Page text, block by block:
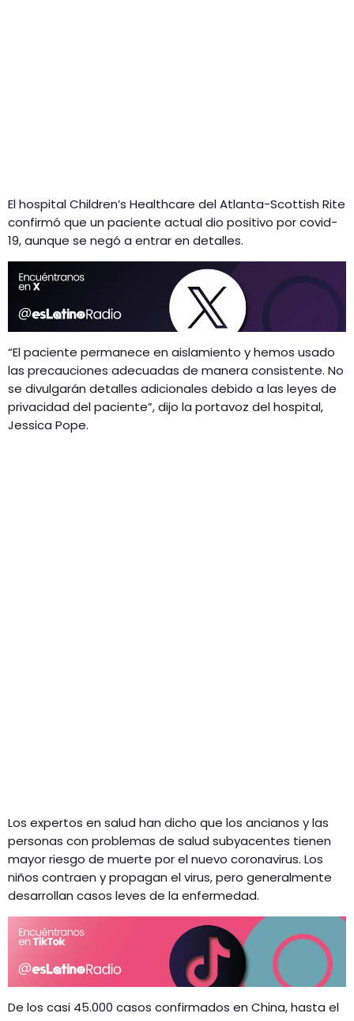
El hospital Children’s Healthcare del Atlanta-Scottish Rite
confirmó que un paciente actual dio positivo por covid-
19, aunque se negó a entrar en detalles.
“El paciente permanece en aislamiento y hemos usado
las precauciones adecuadas de manera consistente. No
se divulgarán detalles adicionales debido a las leyes de
privacidad del paciente”, dijo la portavoz del hospital,
Jessica Pope.
Los expertos en salud han dicho que los ancianos y las
personas con problemas de salud subyacentes tienen
mayor riesgo de muerte por el nuevo coronavirus. Los
niños contraen y propagan el virus, pero generalmente
desarrollan casos leves de la enfermedad.
De los casi 45.000 casos confirmados en China, hasta el